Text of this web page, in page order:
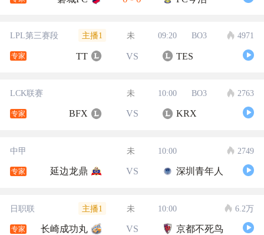
LPL第三赛段 主播1 未 09:20 BO3 4971
专家 TT VS TES
LCK联赛 未 10:00 BO3 2763
专家 BFX VS KRX
中甲 未 10:00 2749
专家 延边龙鼎 VS 深圳青年人
日职联 主播1 未 10:00 6.2万
专家 长崎成功丸 VS 京都不死鸟